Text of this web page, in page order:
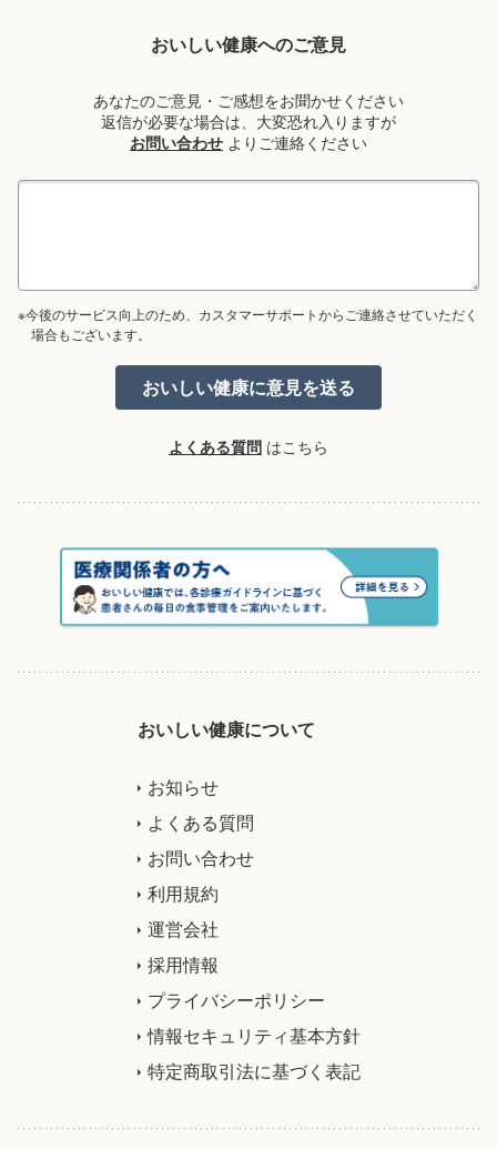
おいしい健康へのご意見
あなたのご意見・ご感想をお聞かせください
返信が必要な場合は、大変恐れ入りますが
お問い合わせ よりご連絡ください
※今後のサービス向上のため、カスタマーサポートからご連絡させていただく
場合もございます。
よくある質問 はこちら
おいしい健康について
お知らせ
よくある質問
お問い合わせ
利用規約
運営会社
採用情報
プライバシーポリシー
情報セキュリティ基本方針
特定商取引法に基づく表記